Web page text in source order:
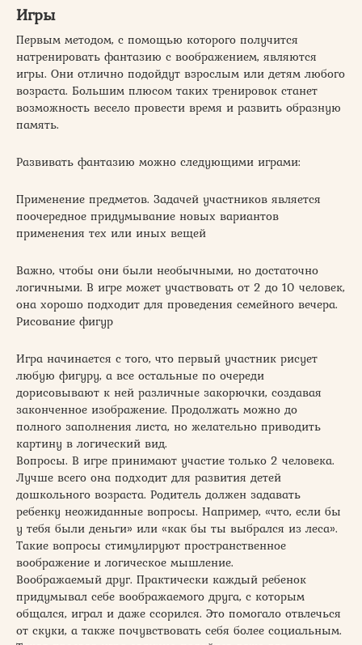
Игры
Первым методом, с помощью которого получится
натренировать фантазию с воображением, являются
игры. Они отлично подойдут взрослым или детям любого
возраста. Большим плюсом таких тренировок станет
возможность весело провести время и развить образную
память.
Развивать фантазию можно следующими играми:
Применение предметов. Задачей участников является
поочередное придумывание новых вариантов
применения тех или иных вещей
Важно, чтобы они были необычными, но достаточно
логичными. В игре может участвовать от 2 до 10 человек,
она хорошо подходит для проведения семейного вечера.
Рисование фигур
Игра начинается с того, что первый участник рисует
любую фигуру, а все остальные по очереди
дорисовывают к ней различные закорючки, создавая
законченное изображение. Продолжать можно до
полного заполнения листа, но желательно приводить
картину в логический вид.
Вопросы. В игре принимают участие только 2 человека.
Лучше всего она подходит для развития детей
дошкольного возраста. Родитель должен задавать
ребенку неожиданные вопросы. Например, «что, если бы
у тебя были деньги» или «как бы ты выбрался из леса».
Такие вопросы стимулируют пространственное
воображение и логическое мышление.
Воображаемый друг. Практически каждый ребенок
придумывал себе воображаемого друга, с которым
общался, играл и даже ссорился. Это помогало отвлечься
от скуки, а также почувствовать себя более социальным.